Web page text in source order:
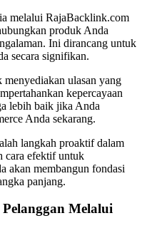
melalui RajaBacklink.com
produk Anda
Ini dirancang untuk
secara signifikan.
ulasan yang
kepercayaan
lebih baik jika Anda
Anda sekarang.
langkah proaktif dalam
cara efektif untuk
akan membangun fondasi
panjang.
Melalui